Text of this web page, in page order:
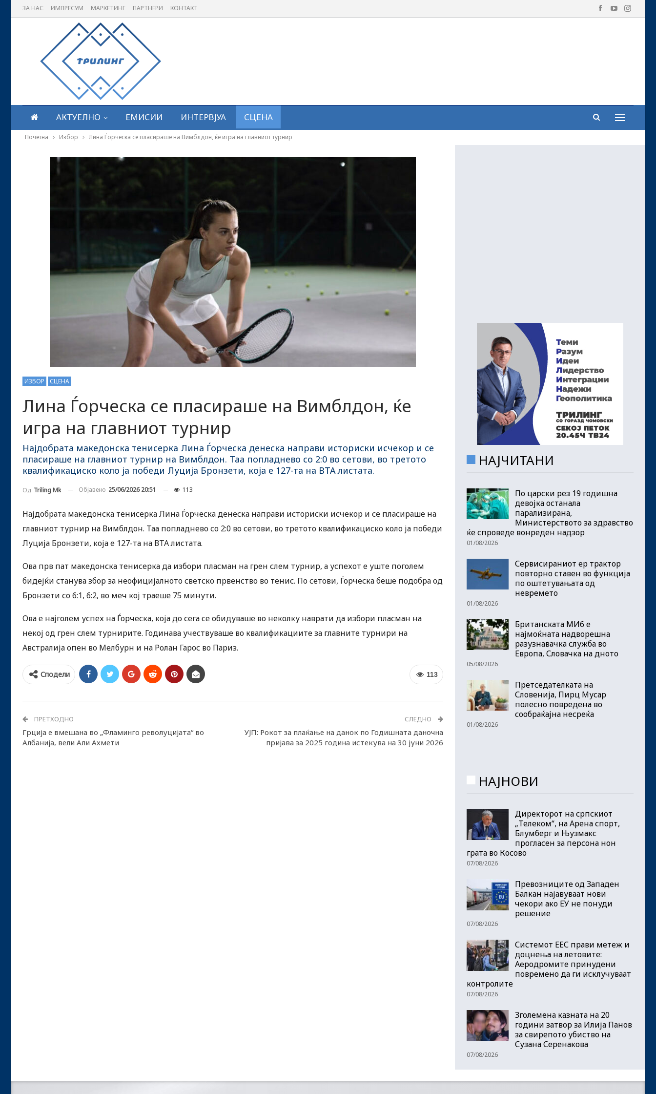
ЗА НАС ИМПРЕСУМ МАРКЕТИНГ ПАРТНЕРИ КОНТАКТ
АКТУЕЛНО ЕМИСИИ ИНТЕРВЈУА СЦЕНА
Почетна Избор Лина Ѓорческа се пласираше на Вимблдон, ќе игра на главниот турнир
ИЗБОР СЦЕНА
Лина Ѓорческа се пласираше на Вимблдон, ќе
игра на главниот турнир
Најдобрата македонска тенисерка Лина Ѓорческа денеска направи историски исчекор и се
пласираше на главниот турнир на Вимблдон. Таа попладнево со 2:0 во сетови, во третото
квалификациско коло ја победи Луција Бронзети, која е 127-та на ВТА листата.
Од Triling Mk Објавено 25/06/2026 20:51 113
Најдобрата македонска тенисерка Лина Ѓорческа денеска направи историски исчекор и се пласираше на
главниот турнир на Вимблдон. Таа попладнево со 2:0 во сетови, во третото квалификациско коло ја победи
Луција Бронзети, која е 127-та на ВТА листата.
Ова прв пат македонска тенисерка да избори пласман на грен слем турнир, а успехот е уште поголем
бидејќи станува збор за неофицијалното светско првенство во тенис. По сетови, Ѓорческа беше подобра од
Бронзети со 6:1, 6:2, во меч кој траеше 75 минути.
Ова е најголем успех на Ѓорческа, која до сега се обидуваше во неколку наврати да избори пласман на
некој од грен слем турнирите. Годинава учествуваше во квалификациите за главните турнири на
Австралија опен во Мелбурн и на Ролан Гарос во Париз.
113
Сподели
ПРЕТХОДНО
Грција е вмешана во „Фламинго револуцијата“ во
Албанија, вели Али Ахмети
СЛЕДНО
УЈП: Рокот за плаќање на данок по Годишната даночна
пријава за 2025 година истекува на 30 јуни 2026
НАЈЧИТАНИ
По царски рез 19 годишна
девојка останала
парализирана,
Министерството за здравство
ќе спроведе вонреден надзор
01/08/2026
Сервисираниот ер трактор
повторно ставен во функција
по оштетувањата од
невремето
01/08/2026
Британската МИ6 е
најмоќната надворешна
разузнавачка служба во
Европа, Словачка на дното
05/08/2026
Претседателката на
Словенија, Пирц Мусар
полесно повредена во
сообраќајна несреќа
01/08/2026
НАЈНОВИ
Директорот на српскиот
„Телеком“, на Арена спорт,
Блумберг и Њузмакс
прогласен за персона нон
грата во Косово
07/08/2026
Превозниците од Западен
Балкан најавуваат нови
чекори ако ЕУ не понуди
решение
07/08/2026
Системот ЕЕС прави метеж и
доцнења на летовите:
Аеродромите принудени
повремено да ги исклучуваат
контролите
07/08/2026
Зголемена казната на 20
години затвор за Илија Панов
за свирепото убиство на
Сузана Серенакова
07/08/2026